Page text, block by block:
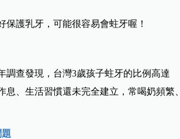
護乳牙，可能很容易會蛀牙喔！
調查發現，台灣3歲孩子蛀牙的比例高達
、生活習慣還未完全建立，常喝奶頻繁、